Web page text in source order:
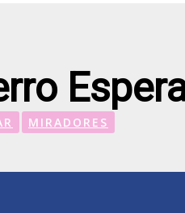
MIRADORES